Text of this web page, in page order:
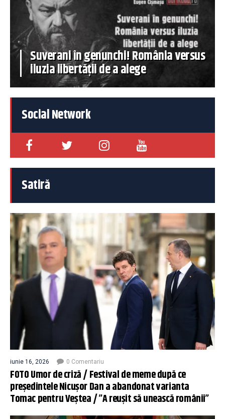
Suverani în genunchi! România versus
iluzia libertății de a alege
Social Network
Satiră
iunie 16, 2026 0 Comentariu
FOTO Umor de criză / Festival de meme după ce
președintele Nicușor Dan a abandonat varianta
Tomac pentru Veștea / ”A reușit să unească românii”